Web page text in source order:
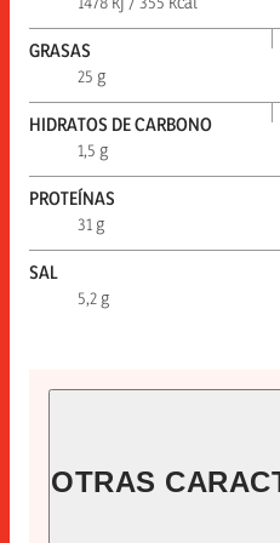
GRASAS
25 g
HIDRATOS DE CARBONO
1,5 g
PROTEÍNAS
31 g
SAL
5,2 g
OTRAS